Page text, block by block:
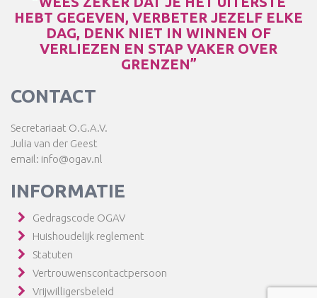
HEBT GEGEVEN, VERBETER JEZELF ELKE
DAG, DENK NIET IN WINNEN OF
VERLIEZEN EN STAP VAKER OVER
GRENZEN”
CONTACT
Secretariaat O.G.A.V.
Julia van der Geest
email: info@ogav.nl
INFORMATIE
Gedragscode OGAV
Huishoudelijk reglement
Statuten
Vertrouwenscontactpersoon
Vrijwilligersbeleid